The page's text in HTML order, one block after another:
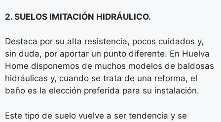
2. SUELOS IMITACIÓN HIDRÁULICO.
Destaca por su alta resistencia, pocos cuidados y,
sin duda, por aportar un punto diferente. En Huelva
Home disponemos de muchos modelos de baldosas
hidráulicas y, cuando se trata de una reforma, el
baño es la elección preferida para su instalación.
Este tipo de suelo vuelve a ser tendencia y se